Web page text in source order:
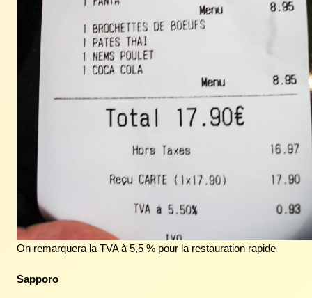
On remarquera la TVA à 5,5 % pour la restauration rapide
Sapporo